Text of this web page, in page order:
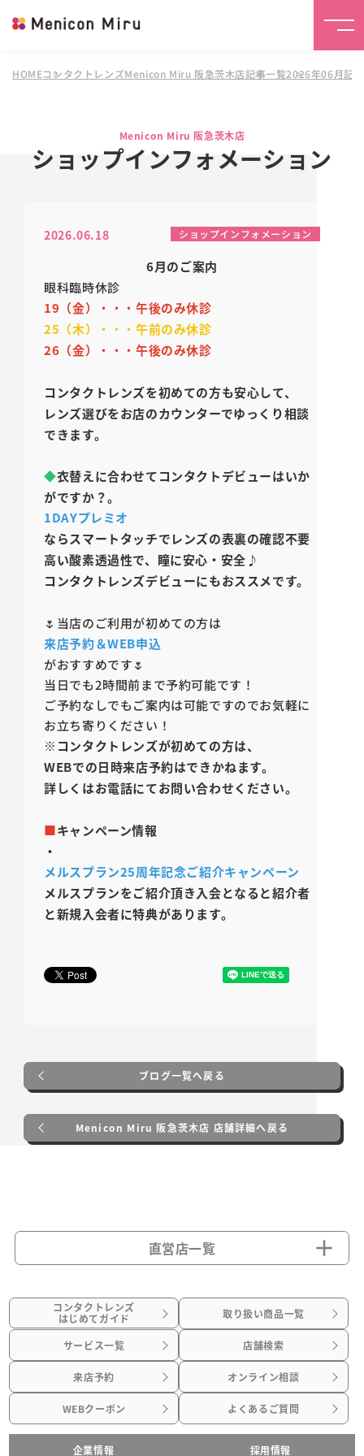
HOMEコンタクトレンズMenicon Miru 阪急茨木店記事一覧2026年06月記
Menicon Miru 阪急茨木店
ショップインフォメーション
2026.06.18 ショップインフォメーション
6月のご案内
眼科臨時休診
19（金） ・・・ 午後のみ休診
25（木）
・・・ 午前のみ休診
26（金）
・・・ 午後のみ休診
コンタクトレンズを初めての方も安心して、
レンズ選びをお店のカウンターでゆっくり相談
できます。
◆衣替えに合わせてコンタクトデビューはいか
がですか？。
1DAYプレミオ
ならスマートタッチでレンズの表裏の確認不要
高い酸素透過性で、瞳に安心・安全♪
コンタクトレンズデビューにもおススメです。
🌷当店のご利用が初めての方は
来店予約＆WEB申込
がおすすめです🌷
当日でも2時間前まで予約可能です！
ご予約なしでもご案内は可能ですのでお気軽に
お立ち寄りください！
※コンタクトレンズが初めての方は、
WEBでの日時来店予約はできかねます。
詳しくはお電話にてお問い合わせください。
■キャンペーン情報
・
メルスプラン25周年記念ご紹介キャンペーン
メルスプランをご紹介頂き入会となると紹介者
と新規入会者に特典があります。
ブログ一覧へ戻る
Menicon Miru 阪急茨木店 店舗詳細へ戻る
直営店一覧
コンタクトレンズ
はじめてガイド 取り扱い商品一覧
サービス一覧 店舗検索
来店予約 オンライン相談
WEBクーポン よくあるご質問
企業情報 採用情報